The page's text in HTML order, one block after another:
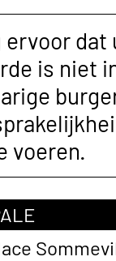
ervoor
is niet
voeren.